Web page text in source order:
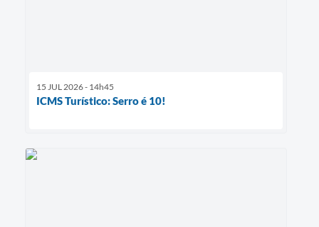
15 JUL 2026 - 14h45
ICMS Turístico: Serro é 10!